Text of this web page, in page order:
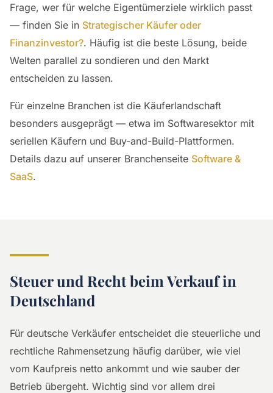
Frage, wer für welche Eigentümerziele wirklich passt
— finden Sie in Strategischer Käufer oder
Finanzinvestor?. Häufig ist die beste Lösung, beide
Welten parallel zu sondieren und den Markt
entscheiden zu lassen.
Für einzelne Branchen ist die Käuferlandschaft
besonders ausgeprägt — etwa im Softwaresektor mit
seriellen Käufern und Buy-and-Build-Plattformen.
Details dazu auf unserer Branchenseite Software &
SaaS.
Steuer und Recht beim Verkauf in
Deutschland
Für deutsche Verkäufer entscheidet die steuerliche und
rechtliche Rahmensetzung häufig darüber, wie viel
vom Kaufpreis netto ankommt und wie sauber der
Betrieb übergeht. Wichtig sind vor allem drei